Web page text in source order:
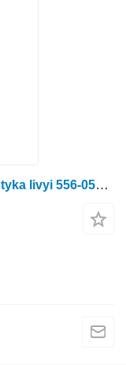
Inne elementy robocze Korpus chystyka livyi 556-059H do brony Great Plains